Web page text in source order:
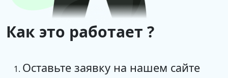
Как это работает ?
Оставьте заявку на нашем сайте